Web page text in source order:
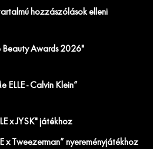
hozzászólások elleni
Beauty Awards 2026"
ELLE - Calvin Klein”
x JYSK" játékhoz
x Tweezerman” nyereményjátékhoz